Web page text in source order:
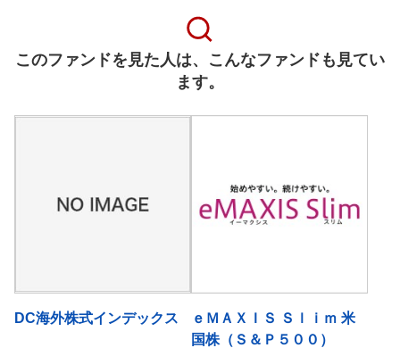
このファンドを見た人は、こんなファンドも見てい
ます。
DC海外株式インデックス
ｅＭＡＸＩＳ Ｓｌｉｍ 米
国株（Ｓ＆Ｐ５００）